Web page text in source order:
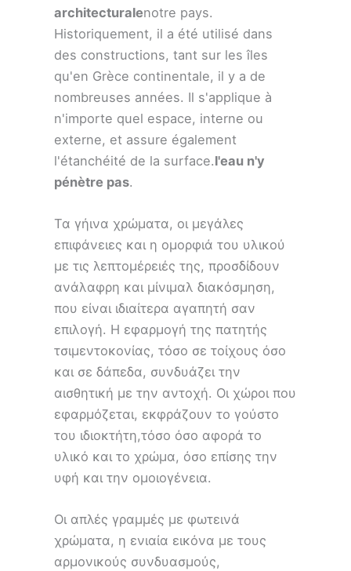
architecturalenotre pays.
Historiquement, il a été utilisé dans
des constructions, tant sur les îles
qu'en Grèce continentale, il y a de
nombreuses années. Il s'applique à
n'importe quel espace, interne ou
externe, et assure également
l'étanchéité de la surface.l'eau n'y
pénètre pas.
Τα γήινα χρώματα, οι μεγάλες
επιφάνειες και η ομορφιά του υλικού
με τις λεπτομέρειές της, προσδίδουν
ανάλαφρη και μίνιμαλ διακόσμηση,
που είναι ιδιαίτερα αγαπητή σαν
επιλογή. Η εφαρμογή της πατητής
τσιμεντοκονίας, τόσο σε τοίχους όσο
και σε δάπεδα, συνδυάζει την
αισθητική με την αντοχή. Οι χώροι που
εφαρμόζεται, εκφράζουν το γούστο
του ιδιοκτήτη,τόσο όσο αφορά το
υλικό και το χρώμα, όσο επίσης την
υφή και την ομοιογένεια.
Οι απλές γραμμές με φωτεινά
χρώματα, η ενιαία εικόνα με τους
αρμονικούς συνδυασμούς,